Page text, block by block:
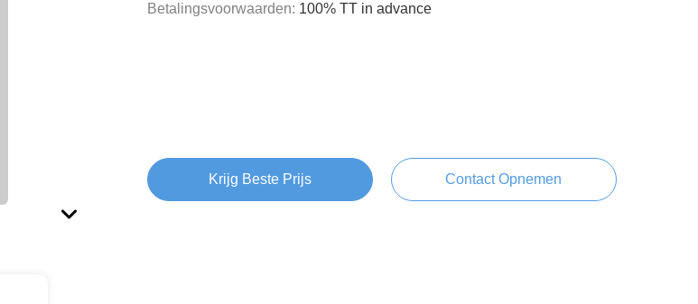
Betalingsvoorwaarden: 100% TT in advance
Krijg Beste Prijs Contact Opnemen